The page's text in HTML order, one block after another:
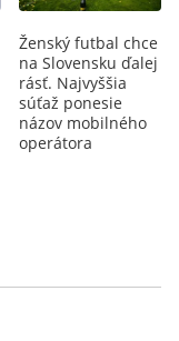
Ženský futbal chce
na Slovensku ďalej
rásť. Najvyššia
súťaž ponesie
názov mobilného
operátora